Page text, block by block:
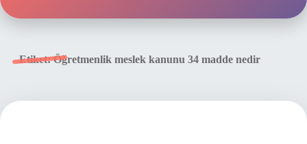
Etiket:Öğretmenlik meslek kanunu 34 madde nedir